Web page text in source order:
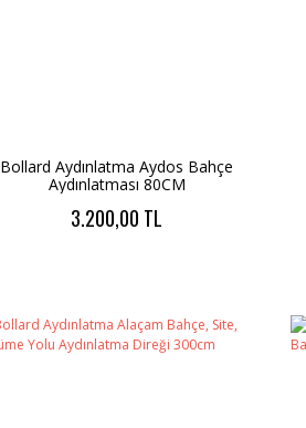
Bollard Aydınlatma Aydos Bahçe
Aydınlatması 80CM
3.200,00 TL